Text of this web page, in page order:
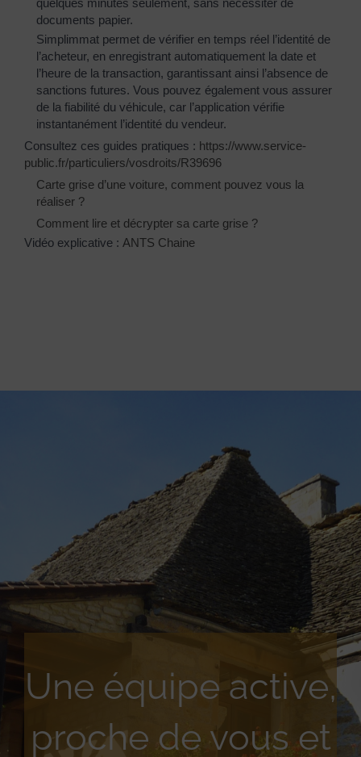
documents papier.
Simplimmat permet de vérifier en temps réel l’identité de
l’acheteur, en enregistrant automatiquement la date et
l’heure de la transaction, garantissant ainsi l’absence de
sanctions futures. Vous pouvez également vous assurer
de la fiabilité du véhicule, car l’application vérifie
instantanément l’identité du vendeur.
Consultez ces guides pratiques : https://www.service-
public.fr/particuliers/vosdroits/R39696
Carte grise d’une voiture, comment pouvez vous la
réaliser ?
Comment lire et décrypter sa carte grise ?
Vidéo explicative : ANTS Chaine
Une équipe active,
proche de vous et